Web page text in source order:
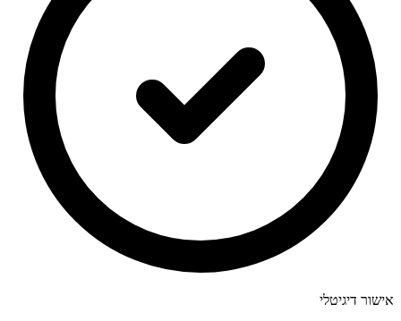
אישור דיגיטלי